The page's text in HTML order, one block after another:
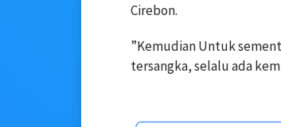
Cirebon.
”Kemudian Untuk
tersangka, selalu ada